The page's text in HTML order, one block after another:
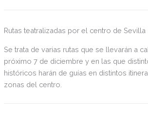
de plato + cóctel y participarán en un
Rutas teatralizadas por el centro de Sevilla
Se trata de varias rutas que se llevarán a
próximo 7 de diciembre y en las que
históricos harán de guías en distintos
zonas del centro.